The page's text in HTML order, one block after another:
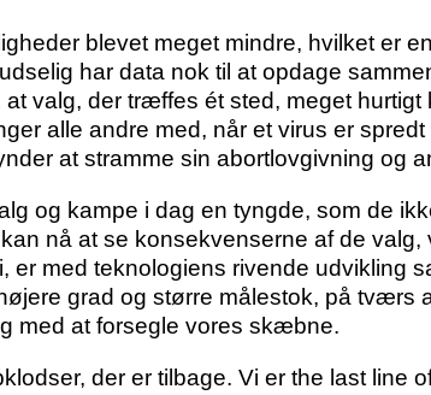
blevet meget mindre, hvilket er
har data nok til at opdage
valg, der træffes ét sted, meget
alle andre med, når et virus er
at stramme sin abortlovgivning og
og kampe i dag en tyngde, som de
nå at se konsekvenserne af de
med teknologiens rivende udvikling
grad og større målestok, på
med at forsegle vores skæbne.
der er tilbage. Vi er the last